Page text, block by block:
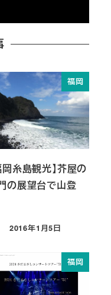
福岡
岡糸島観光】芥屋の
の展望台で山登
投稿日
2016年1月5日
福岡